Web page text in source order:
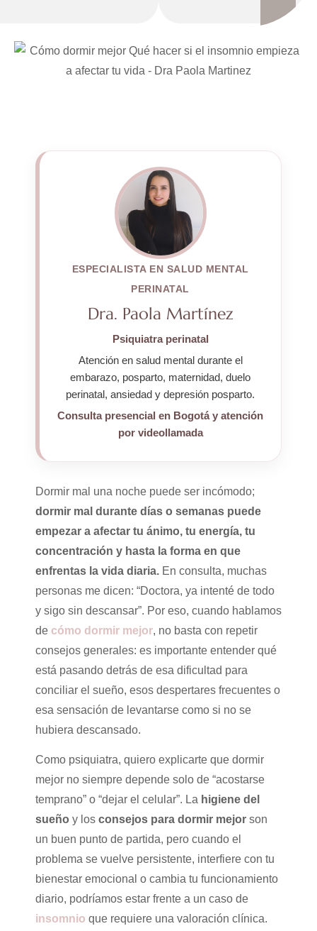
ESPECIALISTA EN SALUD MENTAL
PERINATAL
Dra. Paola Martínez
Psiquiatra perinatal
Atención en salud mental durante el
embarazo, posparto, maternidad, duelo
perinatal, ansiedad y depresión posparto.
Consulta presencial en Bogotá y atención
por videollamada
Dormir mal una noche puede ser incómodo;
dormir mal durante días o semanas puede
empezar a afectar tu ánimo, tu energía, tu
concentración y hasta la forma en que
enfrentas la vida diaria. En consulta, muchas
personas me dicen: “Doctora, ya intenté de todo
y sigo sin descansar”. Por eso, cuando hablamos
de cómo dormir mejor, no basta con repetir
consejos generales: es importante entender qué
está pasando detrás de esa dificultad para
conciliar el sueño, esos despertares frecuentes o
esa sensación de levantarse como si no se
hubiera descansado.
Como psiquiatra, quiero explicarte que dormir
mejor no siempre depende solo de “acostarse
temprano” o “dejar el celular”. La higiene del
sueño y los consejos para dormir mejor son
un buen punto de partida, pero cuando el
problema se vuelve persistente, interfiere con tu
bienestar emocional o cambia tu funcionamiento
diario, podríamos estar frente a un caso de
insomnio que requiere una valoración clínica.